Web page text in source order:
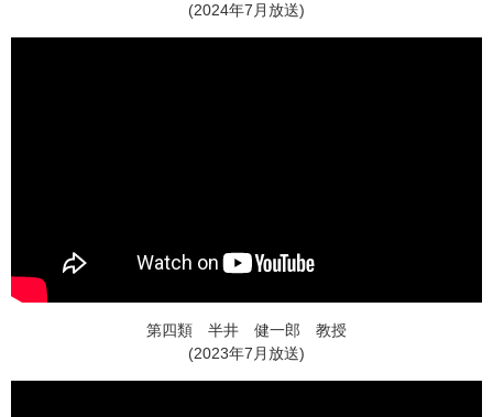
(2024年7月放送)
第四類 半井 健一郎 教授
(2023年7月放送)